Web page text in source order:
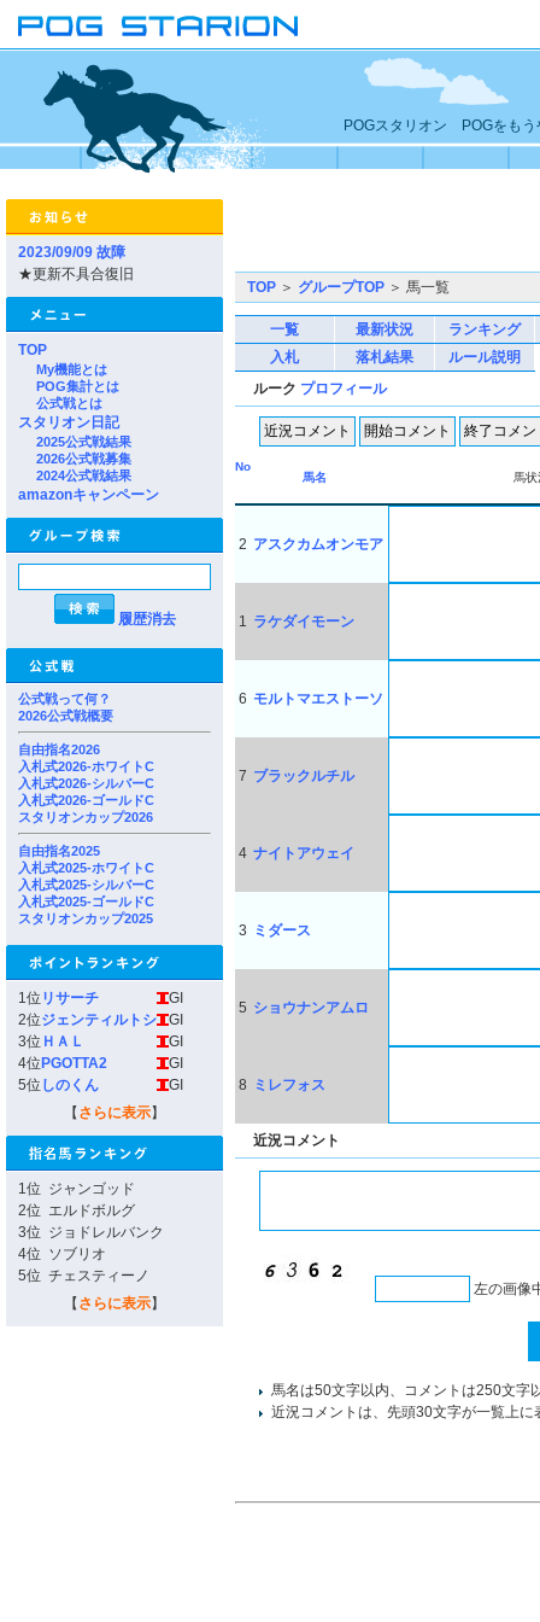
POGスタリオン POGをもう
2023/09/09 故障
★更新不具合復旧
TOP
My機能とは
POG集計とは
公式戦とは
スタリオン日記
2025公式戦結果
2026公式戦募集
2024公式戦結果
amazonキャンペーン
履歴消去
公式戦って何？
2026公式戦概要
自由指名2026
入札式2026-ホワイトC
入札式2026-シルバーC
入札式2026-ゴールドC
スタリオンカップ2026
自由指名2025
入札式2025-ホワイトC
入札式2025-シルバーC
入札式2025-ゴールドC
スタリオンカップ2025
1位 リサーチ
GI
2位ジェンティルトシ
GI
3位 ＨＡＬ
GI
4位 PGOTTA2
GI
5位 しのくん
GI
【 さらに表示】
1位 ジャンゴッド
2位 エルドボルグ
3位 ジョドレルバンク
4位 ソブリオ
5位 チェスティーノ
【 さらに表示】
TOP ＞ グループTOP ＞ 馬一覧
一覧 最新状況
ランキング
入札
落札結果
ルール説明
ルーク プロフィール
No
馬名
馬
2 アスクカムオンモア
1 ラケダイモーン
6 モルトマエストーソ
7 ブラックルチル
4 ナイトアウェイ
3 ミダース
5 ショウナンアムロ
8 ミレフォス
近況コメント
左の画像
馬名は50文字以内、コメントは250文字
近況コメントは、先頭30文字が一覧上に